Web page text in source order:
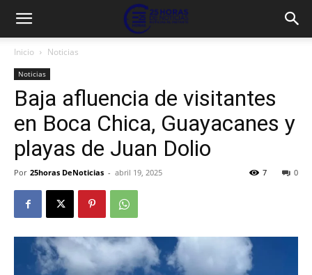
Inicio Noticias
Noticias
Baja afluencia de visitantes
en Boca Chica, Guayacanes y
playas de Juan Dolio
Por 25horas DeNoticias - abril 19, 2025 0
7